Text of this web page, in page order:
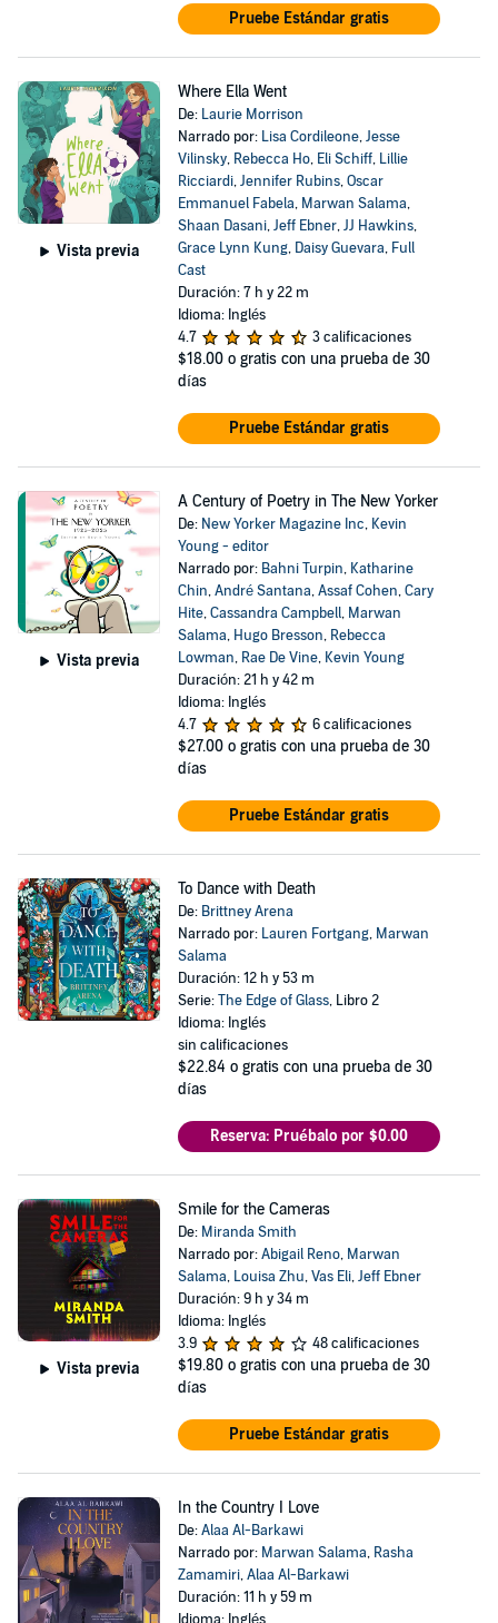
Pruebe Estándar gratis
Vista previa
Where Ella Went
De: Laurie Morrison
Narrado por: Lisa Cordileone,Jesse
Vilinsky, Rebecca Ho, Eli Schiff, Lillie
Ricciardi,Jennifer Rubins,Oscar
Emmanuel Fabela, Marwan Salama,
Shaan Dasani,Jeff Ebner,JJ Hawkins,
Grace Lynn Kung, Daisy Guevara, Full
Cast
Duración: 7 h y 22 m
Idioma: Inglés
4.7
3 calificaciones
$18.00 o gratis con una prueba de 30
días
Pruebe Estándar gratis
Vista previa
A Century of Poetry in The New Yorker
De: New Yorker Magazine Inc, Kevin
Young - editor
Narrado por: Bahni Turpin, Katharine
Chin,André Santana,Assaf Cohen,Cary
Hite,Cassandra Campbell, Marwan
Salama, Hugo Bresson, Rebecca
Lowman, Rae De Vine, Kevin Young
Duración: 21 h y 42 m
Idioma: Inglés
4.7
6 calificaciones
$27.00 o gratis con una prueba de 30
días
Pruebe Estándar gratis
To Dance with Death
De: Brittney Arena
Narrado por: Lauren Fortgang, Marwan
Salama
Duración: 12 h y 53 m
Serie:The Edge of Glass, Libro 2
Idioma: Inglés
sin calificaciones
$22.84 o gratis con una prueba de 30
días
Reserva: Pruébalo por $0.00
Vista previa
Smile for the Cameras
De: Miranda Smith
Narrado por:Abigail Reno, Marwan
Salama, Louisa Zhu,Vas Eli,Jeff Ebner
Duración: 9 h y 34 m
Idioma: Inglés
3.9
48 calificaciones
$19.80 o gratis con una prueba de 30
días
Pruebe Estándar gratis
In the Country I Love
De:Alaa Al-Barkawi
Narrado por: Marwan Salama, Rasha
Zamamiri,Alaa Al-Barkawi
Duración: 11 h y 59 m